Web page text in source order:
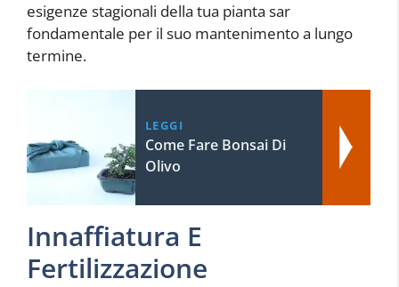
esigenze stagionali della tua pianta sar
fondamentale per il suo mantenimento a lungo
termine.
LEGGI
Come Fare Bonsai Di
Olivo
Innaffiatura E
Fertilizzazione